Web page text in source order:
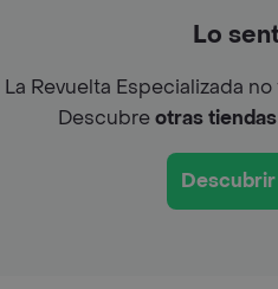
Lo
La Revuelta Especializada
Descubreotras